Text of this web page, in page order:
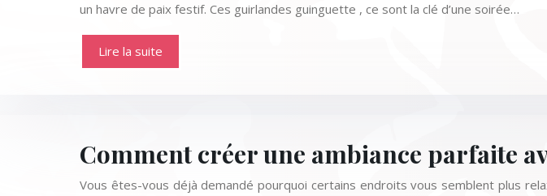
un havre de paix festif. Ces guirlandes guinguette , ce sont la clé d’une soirée…
Lire la suite
Comment créer une ambiance parfaite
Vous êtes-vous déjà demandé pourquoi certains endroits vous semblent plus